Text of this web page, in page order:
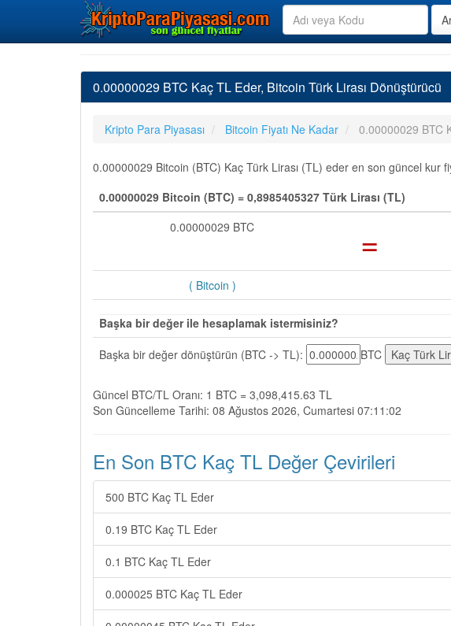
0.00000029 BTC Kaç TL Eder, Bitcoin Türk Lirası Dönüştürücü
Kripto Para Piyasası Bitcoin Fiyatı Ne Kadar 0.00000029 BTC
0.00000029 Bitcoin (BTC) Kaç Türk Lirası (TL) eder en son güncel kur
0.00000029 Bitcoin (BTC) = 0,8985405327 Türk Lirası (TL)
0.00000029 BTC
=
( Bitcoin )
Başka bir değer ile hesaplamak istermisiniz?
Başka bir değer dönüştürün (BTC -> TL):
BTC
Güncel BTC/TL Oranı: 1 BTC = 3,098,415.63 TL
Son Güncelleme Tarihi: 08 Ağustos 2026, Cumartesi 07:11:02
En Son BTC Kaç TL Değer Çevirileri
500 BTC Kaç TL Eder
0.19 BTC Kaç TL Eder
0.1 BTC Kaç TL Eder
0.000025 BTC Kaç TL Eder